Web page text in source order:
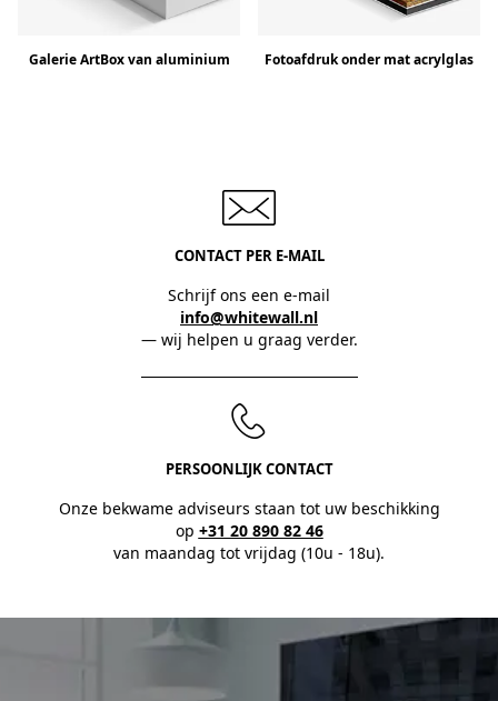
Galerie ArtBox van aluminium Fotoafdruk onder mat acrylglas
CONTACT PER E-MAIL
Schrijf ons een e-mail
info@whitewall.nl
— wij helpen u graag verder.
PERSOONLIJK CONTACT
Onze bekwame adviseurs staan tot uw beschikking
op +31 20 890 82 46
van maandag tot vrijdag (10u - 18u).